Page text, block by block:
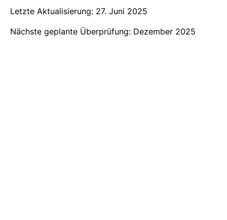
Letzte Aktualisierung: 27. Juni 2025
Nächste geplante Überprüfung: Dezember 2025